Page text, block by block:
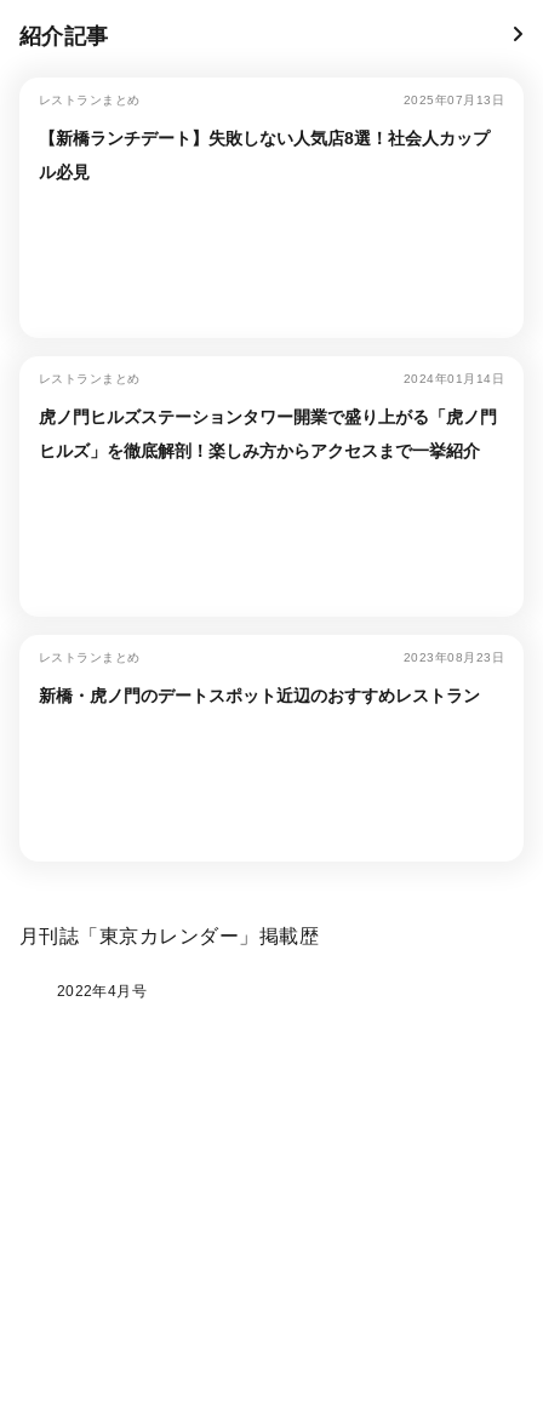
紹介記事
レストランまとめ 2025年07月13日
【新橋ランチデート】失敗しない人気店8選！社会人カップ
ル必見
レストランまとめ 2024年01月14日
虎ノ門ヒルズステーションタワー開業で盛り上がる「虎ノ門
ヒルズ」を徹底解剖！楽しみ方からアクセスまで一挙紹介
レストランまとめ 2023年08月23日
新橋・虎ノ門のデートスポット近辺のおすすめレストラン
月刊誌「東京カレンダー」掲載歴
2022年4月号